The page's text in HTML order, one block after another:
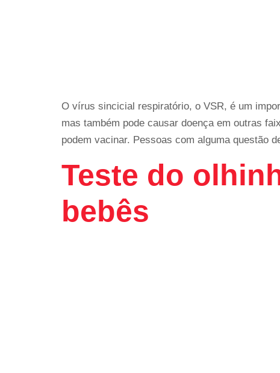
O vírus sincicial respiratório, o VSR, é um
mas também pode causar doença em outras
podem vacinar. Pessoas com alguma questão
Teste do
bebês